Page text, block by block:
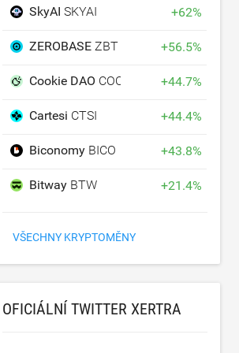
SkyAISKYAI +62%
ZEROBASEZBT +56.5%
Cookie DAO COOKIE +44.7%
Cartesi CTSI +44.4%
Biconomy BICO +43.8%
Bitway BTW +21.4%
VŠECHNY KRYPTOMĚNY
OFICIÁLNÍ TWITTER XERTRA